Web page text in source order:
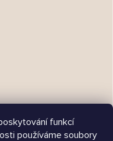
funkcí
používáme soubory